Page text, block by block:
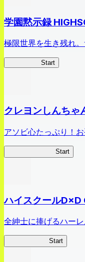
学園黙示録
極限世界を生き残れ
Start
クレヨンしんちゃ
アソビ心たっぷり！
Start
ハイスクール
全紳士に捧げるハー
Start